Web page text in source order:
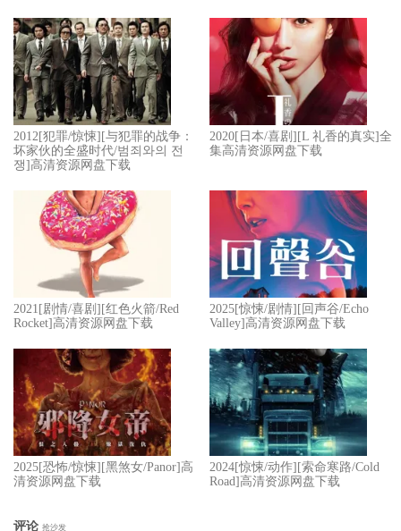
2012[犯罪/惊悚][与犯罪的战争：
坏家伙的全盛时代/범죄와의 전
쟁]高清资源网盘下载
2020[日本/喜剧][L 礼香的真实]全
集高清资源网盘下载
2021[剧情/喜剧][红色火箭/Red
Rocket]高清资源网盘下载
2025[惊悚/剧情][回声谷/Echo
Valley]高清资源网盘下载
2025[恐怖/惊悚][黑煞女/Panor]高
清资源网盘下载
2024[惊悚/动作][索命寒路/Cold
Road]高清资源网盘下载
评论 抢沙发